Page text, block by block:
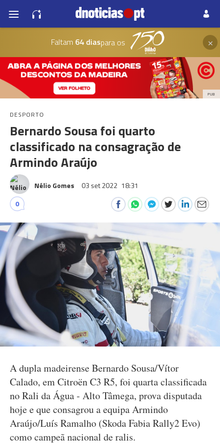
Faltam 64 diaspara os ×
PUB
DESPORTO
Bernardo Sousa foi quarto
classificado na consagração de
Armindo Araújo
Nélio Gomes 03 set 2022 18:31
0
A dupla madeirense Bernardo Sousa/Vítor
Calado, em Citroën C3 R5, foi quarta classificada
no Rali da Água - Alto Tâmega, prova disputada
hoje e que consagrou a equipa Armindo
Araújo/Luís Ramalho (Skoda Fabia Rally2 Evo)
como campeã nacional de ralis.